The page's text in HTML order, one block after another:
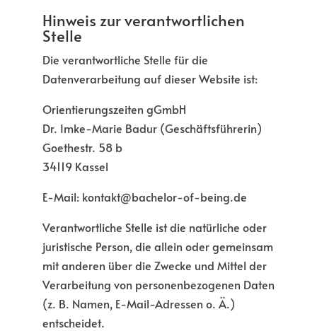
Hinweis zur verantwortlichen
Stelle
Die verantwortliche Stelle für die
Datenverarbeitung auf dieser Website ist:
Orientierungszeiten gGmbH
Dr. Imke-Marie Badur (Geschäftsführerin)
Goethestr. 58 b
34119 Kassel
E-Mail: kontakt@bachelor-of-being.de
Verantwortliche Stelle ist die natürliche oder
juristische Person, die allein oder gemeinsam
mit anderen über die Zwecke und Mittel der
Verarbeitung von personenbezogenen Daten
(z. B. Namen, E-Mail-Adressen o. Ä.)
entscheidet.